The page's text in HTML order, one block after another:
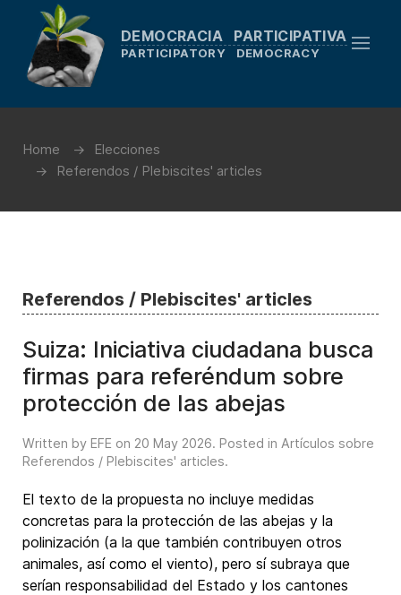
DEMOCRACIA PARTICIPATIVA
PARTICIPATORY DEMOCRACY
Home
Elecciones
Referendos / Plebiscites' articles
Referendos / Plebiscites' articles
Suiza: Iniciativa ciudadana busca
firmas para referéndum sobre
protección de las abejas
Written by EFE on 20 May 2026. Posted in Artículos sobre
Referendos / Plebiscites' articles.
El texto de la propuesta no incluye medidas
concretas para la protección de las abejas y la
polinización (a la que también contribuyen otros
animales, así como el viento), pero sí subraya que
serían responsabilidad del Estado y los cantones